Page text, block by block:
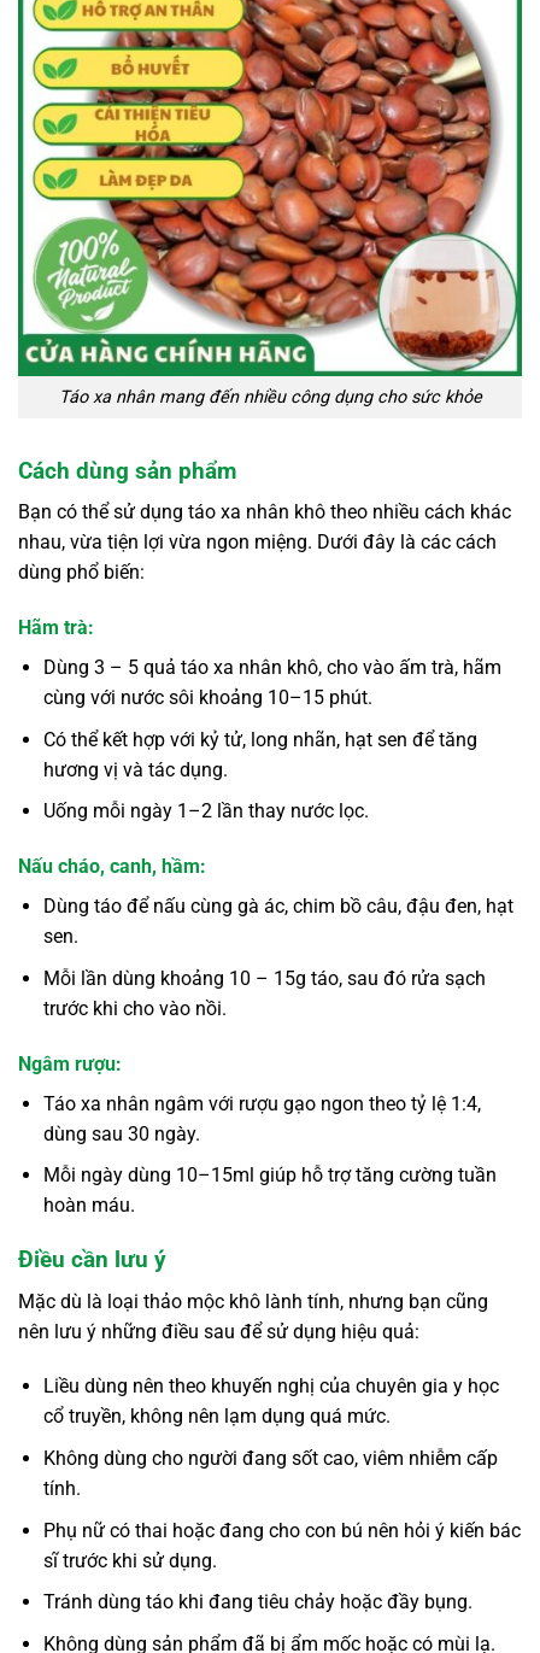
Táo xa nhân mang đến nhiều công dụng cho sức khỏe
Cách dùng sản phẩm
Bạn có thể sử dụng táo xa nhân khô theo nhiều cách khác
nhau, vừa tiện lợi vừa ngon miệng. Dưới đây là các cách
dùng phổ biến:
Hãm trà:
Dùng 3 – 5 quả táo xa nhân khô, cho vào ấm trà, hãm
cùng với nước sôi khoảng 10–15 phút.
Có thể kết hợp với kỷ tử, long nhãn, hạt sen để tăng
hương vị và tác dụng.
Uống mỗi ngày 1–2 lần thay nước lọc.
Nấu cháo, canh, hầm:
Dùng táo để nấu cùng gà ác, chim bồ câu, đậu đen, hạt
sen.
Mỗi lần dùng khoảng 10 – 15g táo, sau đó rửa sạch
trước khi cho vào nồi.
Ngâm rượu:
Táo xa nhân ngâm với rượu gạo ngon theo tỷ lệ 1:4,
dùng sau 30 ngày.
Mỗi ngày dùng 10–15ml giúp hỗ trợ tăng cường tuần
hoàn máu.
Điều cần lưu ý
Mặc dù là loại thảo mộc khô lành tính, nhưng bạn cũng
nên lưu ý những điều sau để sử dụng hiệu quả:
Liều dùng nên theo khuyến nghị của chuyên gia y học
cổ truyền, không nên lạm dụng quá mức.
Không dùng cho người đang sốt cao, viêm nhiễm cấp
tính.
Phụ nữ có thai hoặc đang cho con bú nên hỏi ý kiến bác
sĩ trước khi sử dụng.
Tránh dùng táo khi đang tiêu chảy hoặc đầy bụng.
Không dùng sản phẩm đã bị ẩm mốc hoặc có mùi lạ.